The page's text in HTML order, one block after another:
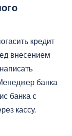
кредит
внесением
банка
банка с
кассу.